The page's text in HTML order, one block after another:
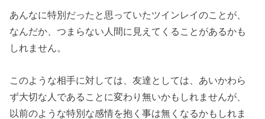
あんなに特別だったと思っていたツインレイのことが、
なんだか、つまらない人間に見えてくることがあるかも
しれません。
このような相手に対しては、友達としては、あいかわら
ず大切な人であることに変わり無いかもしれませんが、
以前のような特別な感情を抱く事は無くなるかもしれま